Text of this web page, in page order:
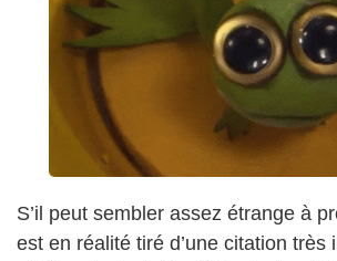
S’il peut sembler assez étrange à
est en réalité tiré d’une citation très